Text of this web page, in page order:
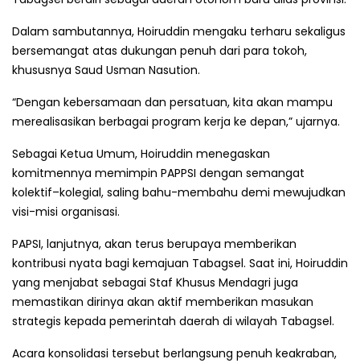
Dalam sambutannya, Hoiruddin mengaku terharu sekaligus
bersemangat atas dukungan penuh dari para tokoh,
khususnya Saud Usman Nasution.
“Dengan kebersamaan dan persatuan, kita akan mampu
merealisasikan berbagai program kerja ke depan,” ujarnya.
Sebagai Ketua Umum, Hoiruddin menegaskan
komitmennya memimpin PAPPSI dengan semangat
kolektif–kolegial, saling bahu-membahu demi mewujudkan
visi-misi organisasi.
PAPSI, lanjutnya, akan terus berupaya memberikan
kontribusi nyata bagi kemajuan Tabagsel. Saat ini, Hoiruddin
yang menjabat sebagai Staf Khusus Mendagri juga
memastikan dirinya akan aktif memberikan masukan
strategis kepada pemerintah daerah di wilayah Tabagsel.
Acara konsolidasi tersebut berlangsung penuh keakraban,